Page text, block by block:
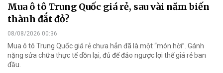
Mua ô tô Trung Quốc giá rẻ, sau vài năm biến
thành đắt đỏ?
08/08/2026 00:36
Mua ô tô Trung Quốc giá rẻ chưa hẳn đã là một “món hời”. Gánh
nặng sửa chữa thực tế dồn lại, đủ để đảo ngược lợi thế giá rẻ ban
đầu.